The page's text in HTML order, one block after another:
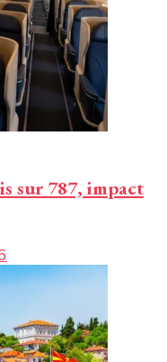
sur 787, impact